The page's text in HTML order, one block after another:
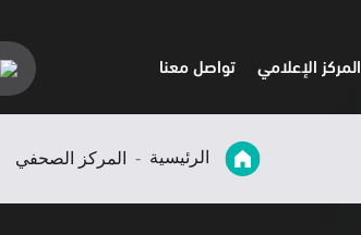
المركز الإعلامي تواصل معنا
الرئيسية المركز الصحفي